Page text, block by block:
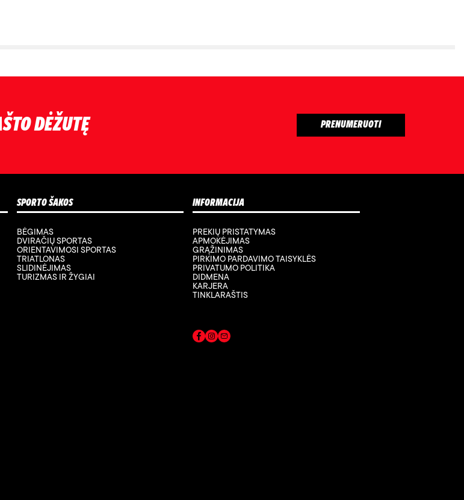
DĖŽUTĘ
SPORTO ŠAKOS
BĖGIMAS
DVIRAČIŲ SPORTAS
ORIENTAVIMOSI SPORTAS
TRIATLONAS
SLIDINĖJIMAS
TURIZMAS IR ŽYGIAI
INFORMACIJA
PREKIŲ PRISTATYMAS
APMOKĖJIMAS
GRĄŽINIMAS
PIRKIMO PARDAVIMO TAISYKLĖS
PRIVATUMO POLITIKA
DIDMENA
KARJERA
TINKLARAŠTIS